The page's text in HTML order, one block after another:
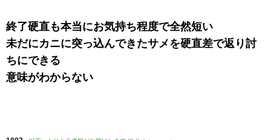
終了硬直も本当にお気持ち程度で全然短い
未だにカニに突っ込んできたサメを硬直差で返り討
ちにできる
意味がわからない